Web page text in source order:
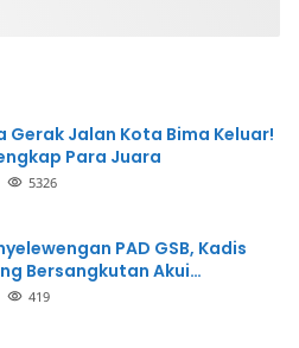
Gerak Jalan Kota Bima Keluar!
Para Juara
5326
PAD GSB, Kadis
Bersangkutan Akui
dan Siap Mengembalikan
419